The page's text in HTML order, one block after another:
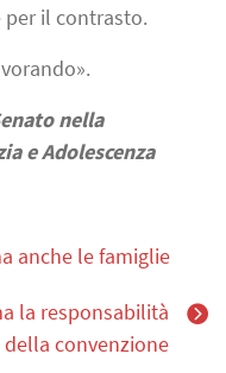
per il contrasto.
nella
e Adolescenza
anche le famiglie
la responsabilità
della convenzione